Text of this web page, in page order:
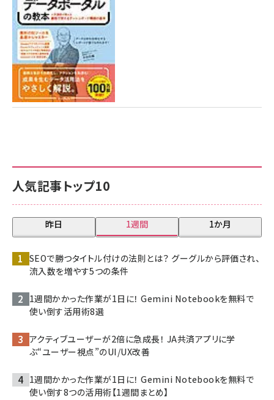
人気記事トップ10
昨日 1週間 1か月
SEOで勝つタイトル付けの法則とは？ グーグルから評価され、
流入数を増やす5つの条件
1週間かかった作業が1日に！ Gemini Notebookを無料で
使い倒す活用術8選
アクティブユーザーが2倍に急成長！ JA共済アプリに学
ぶ“ユーザー視点”のUI/UX改善
1週間かかった作業が1日に！ Gemini Notebookを無料で
使い倒す8つの活用術【1週間まとめ】
7月31日 10:00